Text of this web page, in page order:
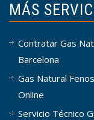
MÁS
Contratar Gas
Barcelona
Gas Natural
Online
Servicio Técnico